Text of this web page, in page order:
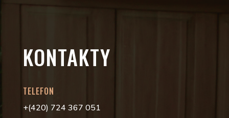
KONTAKTY
TELEFON
+(420) 724 367 051